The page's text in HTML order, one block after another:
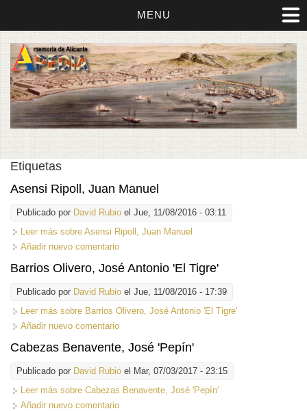
MENU
Etiquetas
Asensi Ripoll, Juan Manuel
Publicado por David Rubio el Jue, 11/08/2016 - 03:11
Leer más sobre Asensi Ripoll, Juan Manuel
Añadir nuevo comentario
Barrios Olivero, José Antonio 'El Tigre'
Publicado por David Rubio el Jue, 11/08/2016 - 17:39
Leer más sobre Barrios Olivero, José Antonio 'El Tigre'
Añadir nuevo comentario
Cabezas Benavente, José 'Pepín'
Publicado por David Rubio el Mar, 07/03/2017 - 23:15
Leer más sobre Cabezas Benavente, José 'Pepín'
Añadir nuevo comentario